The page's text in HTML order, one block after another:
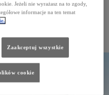
Jeżeli nie wyrażasz na to zgody,
informacje na ten temat
Zaakceptuj wszystkie
cookie